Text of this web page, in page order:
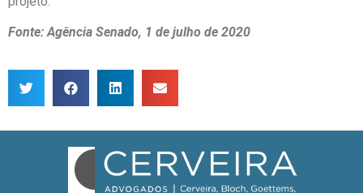
Fonte: Agência Senado, 1 de julho de 2020